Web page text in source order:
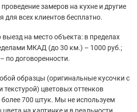
замеров на кухне и другие
для всех клиентов бесплатно.
на место объекта: в пределах
МКАД (до 30 км.) – 1000 руб.;
договоренности.
образцы (оригинальные кусочки с
цветовых оттенков
700 штук. Мы не используем